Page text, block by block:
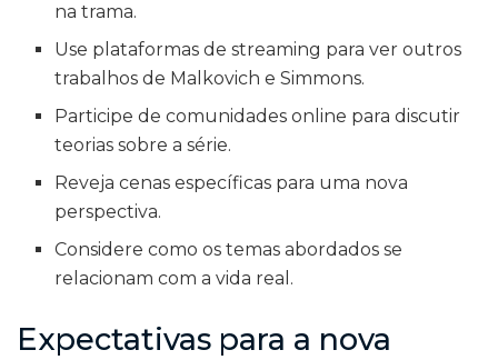
na trama.
Use plataformas de streaming para ver outros
trabalhos de Malkovich e Simmons.
Participe de comunidades online para discutir
teorias sobre a série.
Reveja cenas específicas para uma nova
perspectiva.
Considere como os temas abordados se
relacionam com a vida real.
Expectativas para a nova